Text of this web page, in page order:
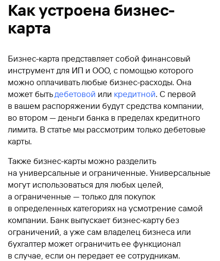
Как устроена бизнес-
карта
Бизнес-карта представляет собой финансовый
инструмент для ИП и ООО, с помощью которого
можно оплачивать любые бизнес-расходы. Она
может быть дебетовой или кредитной. С первой
в вашем распоряжении будут средства компании,
во втором — деньги банка в пределах кредитного
лимита. В статье мы рассмотрим только дебетовые
карты.
Также бизнес-карты можно разделить
на универсальные и ограниченные. Универсальные
могут использоваться для любых целей,
а ограниченные — только для покупок
в определенных категориях на усмотрение самой
компании. Банк выпускает бизнес-карту без
ограничений, а уже сам владелец бизнеса или
бухгалтер может ограничить ее функционал
в случае, если он передает ее сотрудникам.